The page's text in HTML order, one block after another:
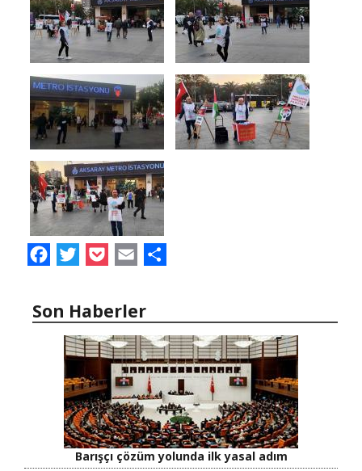
FacebookTwitterPocketEmail
Son Haberler
Barışçı çözüm yolunda ilk yasal adım